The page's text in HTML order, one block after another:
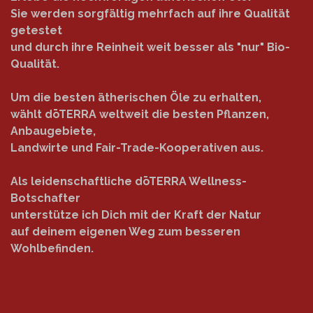
Sie werden sorgfältig mehrfach auf ihre Qualität
getestet
und durch ihre Reinheit weit besser als "nur" Bio-
Qualität.
Um die besten ätherischen Öle zu erhalten,
wählt dōTERRA weltweit die besten Pflanzen,
Anbaugebiete,
Landwirte und Fair-Trade-Kooperativen aus.
Als leidenschaftliche dōTERRA Wellness-
Botschafter
unterstütze ich Dich mit der Kraft der Natur
auf deinem eigenen Weg zum besseren
Wohlbefinden.